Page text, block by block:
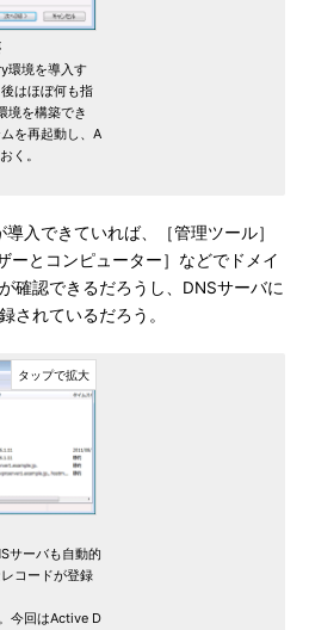
環境を導入す
はほぼ何も指
境を構築でき
を再起動し、A
く。
入できていれば、［管理ツール］
とコンピューター］などでドメイ
確認できるだろうし、DNSサーバに
されているだろう。
サーバも自動的
コードが登録
今回はActive D